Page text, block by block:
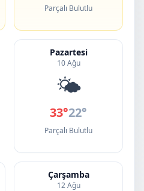
Parçalı Bulutlu
Pazartesi
10 Ağu
🌤️
33°22°
Parçalı Bulutlu
Çarşamba
12 Ağu